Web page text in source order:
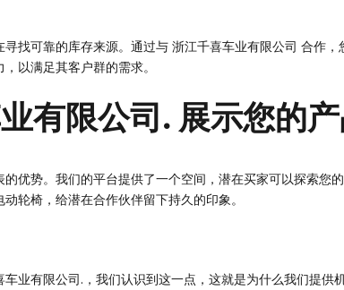
找可靠的库存来源。通过与 浙江千喜车业有限公司 合作
以满足其客户群的需求。
有限公司. 展示您的产
优势。我们的平台提供了一个空间，潜在买家可以探索
轮椅，给潜在合作伙伴留下持久的印象。
业有限公司.，我们认识到这一点，这就是为什么我们提